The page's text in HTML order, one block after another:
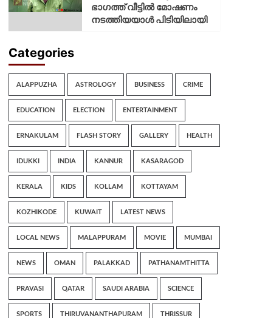
ഭാഗത്ത് വീട്ടിൽ മോഷണം
നടത്തിയയാൾ പിടിയിലായി
Categories
ALAPPUZHA ASTROLOGY BUSINESS CRIME
EDUCATION ELECTION ENTERTAINMENT
ERNAKULAM FLASH STORY GALLERY HEALTH
IDUKKI INDIA KANNUR KASARAGOD
KERALA KIDS KOLLAM KOTTAYAM
KOZHIKODE KUWAIT LATEST NEWS
LOCAL NEWS MALAPPURAM MOVIE MUMBAI
NEWS OMAN PALAKKAD PATHANAMTHITTA
PRAVASI QATAR SAUDI ARABIA SCIENCE
SPORTS THIRUVANANTHAPURAM THRISSUR